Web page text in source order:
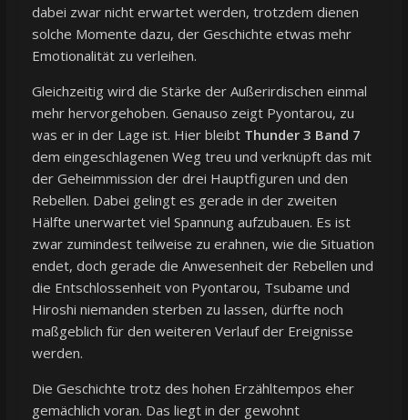
dabei zwar nicht erwartet werden, trotzdem dienen
solche Momente dazu, der Geschichte etwas mehr
Emotionalität zu verleihen.
Gleichzeitig wird die Stärke der Außerirdischen einmal
mehr hervorgehoben. Genauso zeigt Pyontarou, zu
was er in der Lage ist. Hier bleibt Thunder 3 Band 7
dem eingeschlagenen Weg treu und verknüpft das mit
der Geheimmission der drei Hauptfiguren und den
Rebellen. Dabei gelingt es gerade in der zweiten
Hälfte unerwartet viel Spannung aufzubauen. Es ist
zwar zumindest teilweise zu erahnen, wie die Situation
endet, doch gerade die Anwesenheit der Rebellen und
die Entschlossenheit von Pyontarou, Tsubame und
Hiroshi niemanden sterben zu lassen, dürfte noch
maßgeblich für den weiteren Verlauf der Ereignisse
werden.
Die Geschichte trotz des hohen Erzähltempos eher
gemächlich voran. Das liegt in der gewohnt